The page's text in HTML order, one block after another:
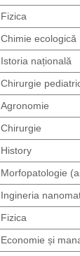
Fizica
Chimie ecologică
Istoria națională
Chirurgie
Agronomie
Chirurgie
History
Morfopatologie
Ingineria
Fizica
Economie și